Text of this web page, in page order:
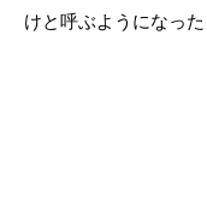
けと呼ぶようになった